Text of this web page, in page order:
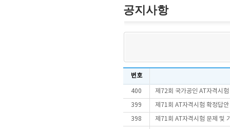
공지사항
번호
400 제72회 국가공인 AT자격시
399 제71회 AT자격시험 확정답
398 제71회 AT자격시험 문제 및